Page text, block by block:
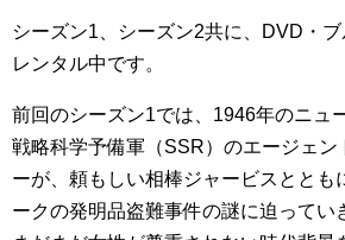
シーズン1、シーズン2共に、DVD・ブ
レンタル中です。
前回のシーズン1では、1946年のニュ
戦略科学予備軍（SSR）のエージェン
ーが、頼もしい相棒ジャービスととも
ークの発明品盗難事件の謎に迫ってい